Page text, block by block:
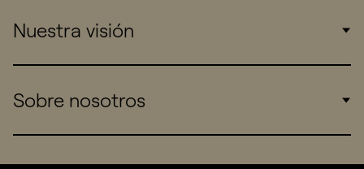
Consumers
Startups
Nuestra visión
Work
Sobre nosotros